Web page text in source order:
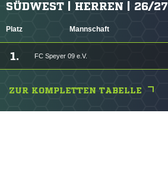
SÜDWEST | HERREN | 26/27
Platz Mannschaft
1. FC Speyer 09 e.V.
ZUR KOMPLETTEN TABELLE